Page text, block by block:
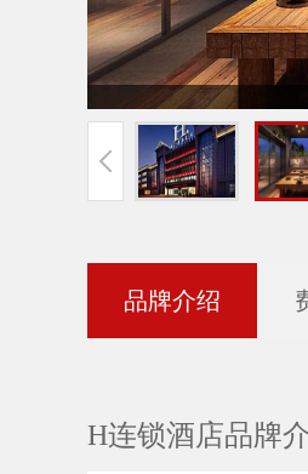
品牌介绍
H连锁酒店品牌